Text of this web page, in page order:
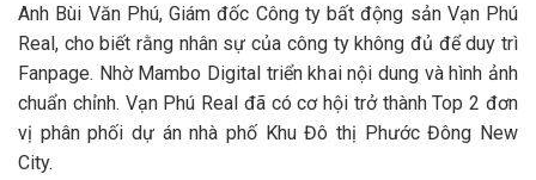
Anh Bùi Văn Phú, Giám đốc Công ty bất động sản Vạn Phú
Real, cho biết rằng nhân sự của công ty không đủ để duy trì
Fanpage. Nhờ Mambo Digital triển khai nội dung và hình ảnh
chuẩn chỉnh. Vạn Phú Real đã có cơ hội trở thành Top 2 đơn
vị phân phối dự án nhà phố Khu Đô thị Phước Đông New
City.